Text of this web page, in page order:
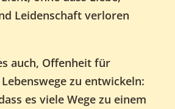
Leidenschaft verloren
auch, Offenheit für
zu entwickeln:
es viele Wege zu einem